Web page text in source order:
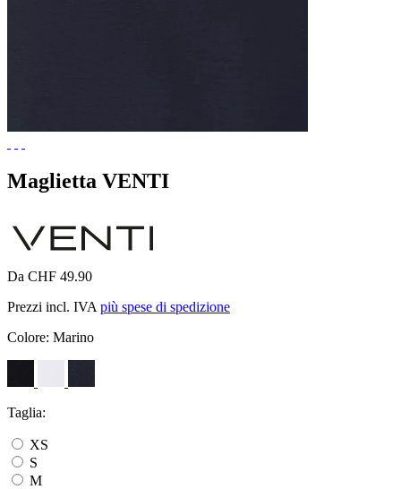
Maglietta VENTI
Da CHF 49.90
Prezzi incl. IVA più spese di spedizione
Colore: Marino
Taglia:
XS
S
M